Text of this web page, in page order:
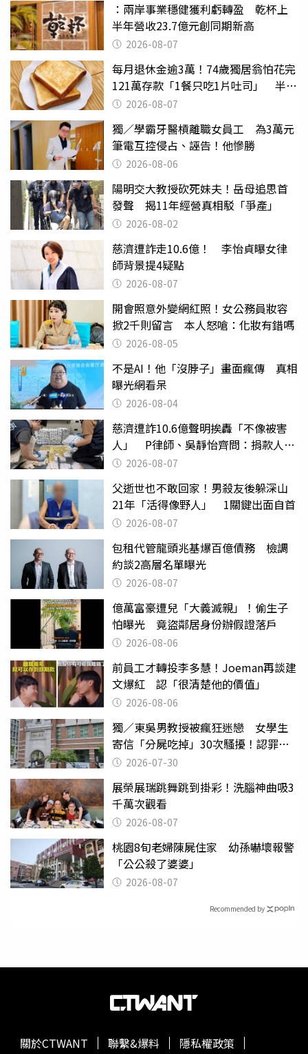
：兩岸事業穩健獲利虧轉盈 乾杯上
半年營收23.7億元創同期新高
2026-08-07
每月退休金逾3萬！74歲獨居翁怕花完
121萬存款「1餐只吃1片吐司」 半年
後暴瘦嚇壞女兒
2026-08-07
獨／學霸牙醫槓離職女員工 為3萬元
筆電互控侵占、誣告！他慘勝
2026-08-06
陽明交大教授砍死妹夫！岳母追思首
發聲 揭11年經營真相駁「爭產」
2026-08-02
慈濟遭詐走10.6億！ 李怡貞曝女律
師背景提4疑點
2026-08-07
開會照意外變網紅照！女公務員妝容
掀2千則留言 本人怒嗆：化妝有錯嗎
2026-08-05
不是AI！他「沒脖子」畫面瘋傳 真相
曝光網看呆
2026-08-04
慈濟遭詐10.6億聲明挨轟「不像被害
人」 P律師、吳靜怡齊問：捐款人有
權知道真相
2026-08-07
父逝世也不敢回家！男殺友後躲深山
21年「活得像野人」 1關鍵出面自首
2026-08-07
包租代管龍頭兆基爆百億債務 檢調
約談2高層名單曝光
2026-08-07
億萬富豪遭兒「大義滅親」！偷生子
怕曝光 竟盜鄰居身份辦假證落戶
2026-08-06
前員工才轉投李多慧！Joeman再談建
文爆紅 認「很清楚他的價值」
2026-08-06
獨／東吳男教授被瘋狂迷戀 女學生
寄信「分屍吃掉」30次騷擾！認罪免
關 2026-07-30
展榮展瑞跳舞跳到掛彩！洗腦神曲吸3
千萬次觀看
2026-08-07
桃園8旬老婦陳屍住家 幼孫嚇壞報警
「公公殺了婆婆」
2026-08-07
Recommended by
關於CTWANT 聯繫&爆料 隱私權政策